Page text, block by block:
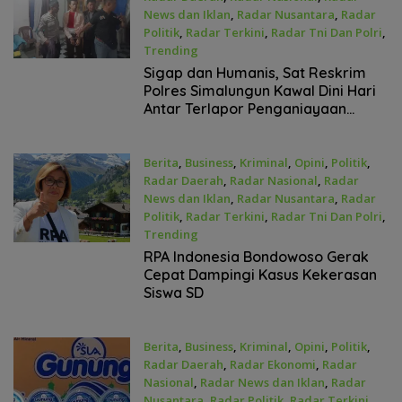
News dan Iklan, Radar Nusantara, Radar
Politik, Radar Terkini, Radar Tni Dan Polri,
Trending
April 4, 2026
Sigap dan Humanis, Sat Reskrim
Polres Simalungun Kawal Dini Hari
Antar Terlapor Penganiayaan
Berita, Business, Kriminal, Opini, Politik,
Radar Daerah, Radar Nasional, Radar
News dan Iklan, Radar Nusantara, Radar
Politik, Radar Terkini, Radar Tni Dan Polri,
Trending
April 3, 2026
RPA Indonesia Bondowoso Gerak
Cepat Dampingi Kasus Kekerasan
Siswa SD
Berita, Business, Kriminal, Opini, Politik,
Radar Daerah, Radar Ekonomi, Radar
Nasional, Radar News dan Iklan, Radar